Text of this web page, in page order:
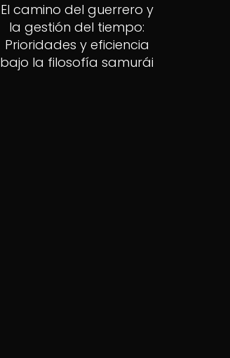
El camino del guerrero y
la gestión del tiempo:
Prioridades y eficiencia
bajo la filosofía samurái